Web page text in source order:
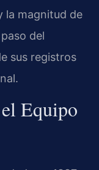
la magnitud de
del
sus registros
Equipo